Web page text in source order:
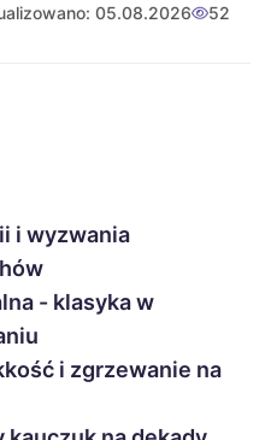
05.08.2026 52
i wyzwania
- klasyka w
i zgrzewanie na